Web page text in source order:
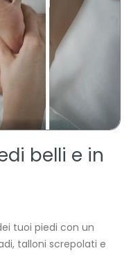
belli e in
tuoi piedi con un
talloni screpolati e